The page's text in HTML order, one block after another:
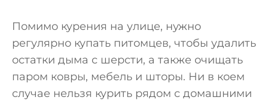
Помимо курения на улице, нужно
регулярно купать питомцев, чтобы удалить
остатки дыма с шерсти, а также очищать
паром ковры, мебель и шторы. Ни в коем
случае нельзя курить рядом с домашними